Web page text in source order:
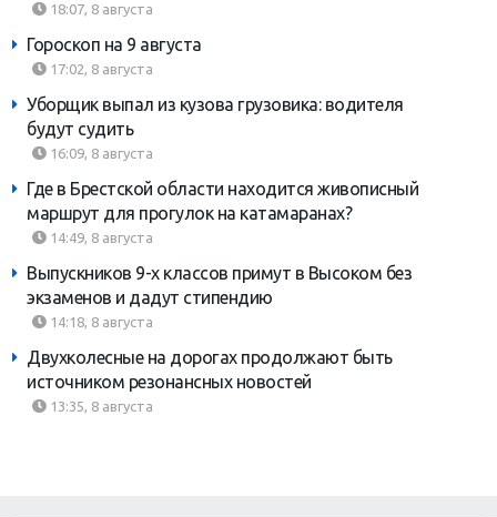
18:07, 8 августа
Гороскоп на 9 августа
17:02, 8 августа
Уборщик выпал из кузова грузовика: водителя
будут судить
16:09, 8 августа
Где в Брестской области находится живописный
маршрут для прогулок на катамаранах?
14:49, 8 августа
Выпускников 9-х классов примут в Высоком без
экзаменов и дадут стипендию
14:18, 8 августа
Двухколесные на дорогах продолжают быть
источником резонансных новостей
13:35, 8 августа